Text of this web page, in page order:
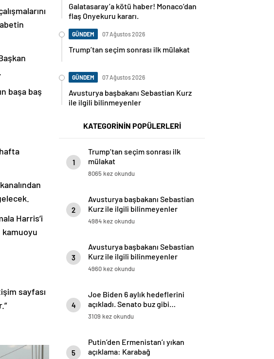
başa baş
Harris’i
kamuoyu
sayfası
Galatasaray’a kötü haber! Monaco’dan
flaş Onyekuru kararı.
GÜNDEM 07 Ağustos 2026
Trump’tan seçim sonrası ilk mülakat
GÜNDEM 07 Ağustos 2026
Avusturya başbakanı Sebastian Kurz
ile ilgili bilinmeyenler
KATEGORİNİN POPÜLERLERİ
1
Trump’tan seçim sonrası ilk
mülakat
8065 kez okundu
2
Avusturya başbakanı Sebastian
Kurz ile ilgili bilinmeyenler
4984 kez okundu
3
Avusturya başbakanı Sebastian
Kurz ile ilgili bilinmeyenler
4960 kez okundu
4
Joe Biden 6 aylık hedeflerini
açıkladı. Senato buz gibi…
3109 kez okundu
5
Putin’den Ermenistan’ı yıkan
açıklama: Karabağ